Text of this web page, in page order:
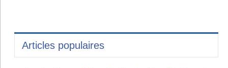
Articles populaires